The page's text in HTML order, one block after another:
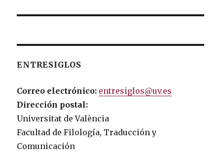
ENTRESIGLOS
Correo electrónico: entresiglos@uv.es
Dirección postal:
Universitat de València
Facultad de Filología, Traducción y
Comunicación